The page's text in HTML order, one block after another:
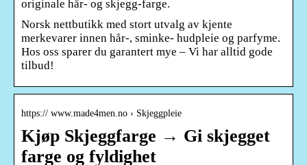
originale hår- og skjegg-farge.
Norsk nettbutikk med stort utvalg av kjente
merkevarer innen hår-, sminke- hudpleie og parfyme.
Hos oss sparer du garantert mye – Vi har alltid gode
tilbud!
https:// www.made4men.no › Skjeggpleie
Kjøp Skjeggfarge → Gi skjegget
farge og fyldighet